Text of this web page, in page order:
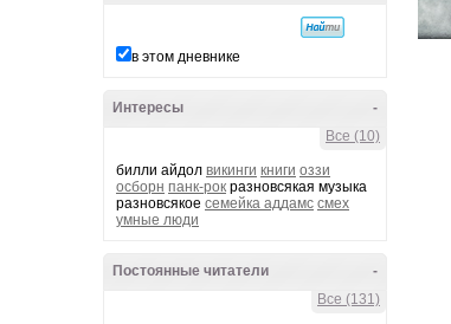
в этом дневнике
-
Интересы
Все (10)
билли айдол викинги книги оззи
осборн панк-рок разновсякая музыка
разновсякое семейка аддамс смех
умные люди
-
Постоянные читатели
Все (131)